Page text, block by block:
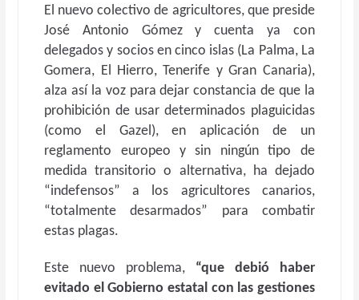
El nuevo colectivo de agricultores, que preside
José Antonio Gómez y cuenta ya con
delegados y socios en cinco islas (La Palma, La
Gomera, El Hierro, Tenerife y Gran Canaria),
alza así la voz para dejar constancia de que la
prohibición de usar determinados plaguicidas
(como el Gazel), en aplicación de un
reglamento europeo y sin ningún tipo de
medida transitorio o alternativa, ha dejado
“indefensos” a los agricultores canarios,
“totalmente desarmados” para combatir
estas plagas.
Este nuevo problema, “que debió haber
evitado el Gobierno estatal con las gestiones